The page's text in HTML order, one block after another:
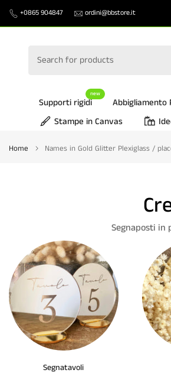
Skip
to
+0865 904847 ordini@bbstore.it
Supporti rigidi
new
Abbigliamento
Stampe in Canvas
Home Names in Gold Glitter Plexiglass /
Segnaposti in
Segnatavoli